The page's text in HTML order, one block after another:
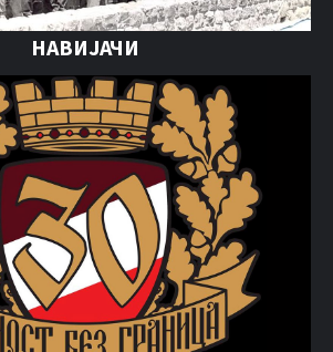
НАВИЈАЧИ